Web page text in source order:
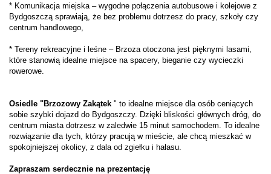
* Komunikacja miejska – wygodne połączenia autobusowe i kolejowe z
Bydgoszczą sprawiają, że bez problemu dotrzesz do pracy, szkoły czy
centrum handlowego,
* Tereny rekreacyjne i leśne – Brzoza otoczona jest pięknymi lasami,
które stanowią idealne miejsce na spacery, bieganie czy wycieczki
rowerowe.
Osiedle "Brzozowy Zakątek " to idealne miejsce dla osób ceniących
sobie szybki dojazd do Bydgoszczy. Dzięki bliskości głównych dróg, do
centrum miasta dotrzesz w zaledwie 15 minut samochodem. To idealne
rozwiązanie dla tych, którzy pracują w mieście, ale chcą mieszkać w
spokojniejszej okolicy, z dala od zgiełku i hałasu.
Zapraszam serdecznie na prezentację